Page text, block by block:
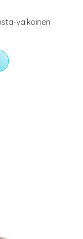
valkoinen